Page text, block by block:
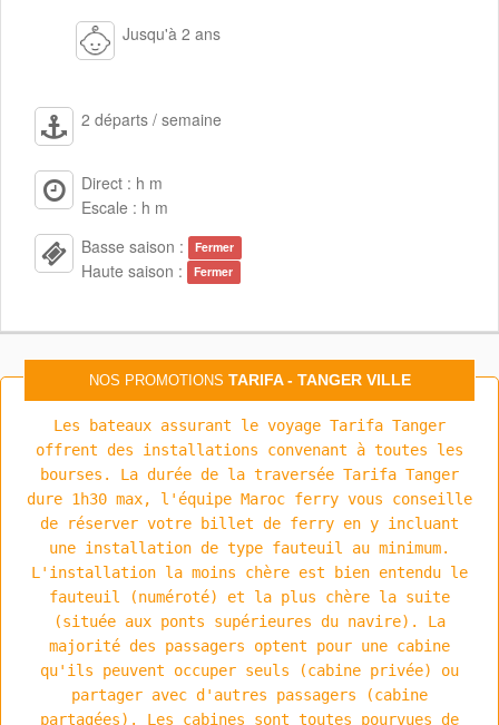
Jusqu'à 2 ans
2 départs / semaine
Direct : h m
Escale : h m
Basse saison :
Fermer
Haute saison : Fermer
NOS PROMOTIONS TARIFA - TANGER VILLE
Les bateaux assurant le voyage Tarifa Tanger
offrent des installations convenant à toutes les
bourses. La durée de la traversée Tarifa Tanger
dure 1h30 max, l'équipe Maroc ferry vous conseille
de réserver votre billet de ferry en y incluant
une installation de type fauteuil au minimum.
L'installation la moins chère est bien entendu le
fauteuil (numéroté) et la plus chère la suite
(située aux ponts supérieures du navire). La
majorité des passagers optent pour une cabine
qu'ils peuvent occuper seuls (cabine privée) ou
partager avec d'autres passagers (cabine
partagées). Les cabines sont toutes pourvues de